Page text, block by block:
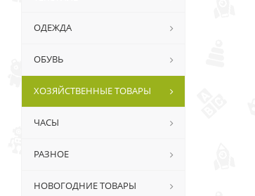
ОДЕЖДА
ОБУВЬ
ХОЗЯЙСТВЕННЫЕ ТОВАРЫ
ЧАСЫ
РАЗНОЕ
НОВОГОДНИЕ ТОВАРЫ